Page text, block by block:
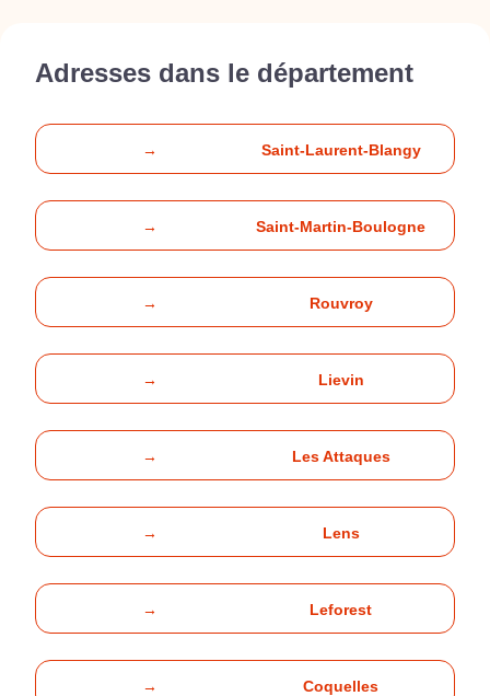
Adresses dans le département
→ Saint-Laurent-Blangy
→ Saint-Martin-Boulogne
→ Rouvroy
→ Lievin
→ Les Attaques
→ Lens
→ Leforest
→ Coquelles